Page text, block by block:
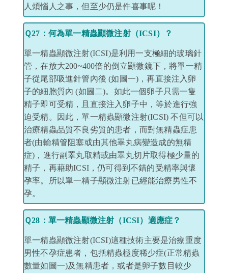
人煩惱人之事，但至少仍是件喜事呢！
Ｑ27：何為單一精蟲顯微注射（ICSI）？
單一精蟲顯微注射(ICSI)是利用一支極細的玻璃針
管，在放大200~400倍的倒立顯微鏡下，將單一精
子從尾部吸進針管內後 (如圖一)，再直接注入卵
子的細胞質內 (如圖二)。如此一個卵子只需一隻
精子即可受精，且直接注入卵子中，等於進行強
迫受精。因此，單一精蟲顯微注射(ICSI) 不但可以
治療精蟲品質不良劣質的患者，而對無精蟲症患
者(由輸精管阻塞或由其他睪丸病變造成的無精
症)，進行副睪丸取精或由睪丸切片取得極少量的
精子，再藉助ICSI，仍可得到不錯的受精率與懷
孕率。所以單一精子顯微注射已經能治療男性不
孕。
Ｑ28：單一精蟲顯微注射（ICSI）適應症？
單一精蟲顯微注射(ICSI)這種技術主要是治療重度
男性不孕症患者，包括精蟲極度稀少症(正常精蟲
數量如圖一)及無精患者，或者是卵子數目較少